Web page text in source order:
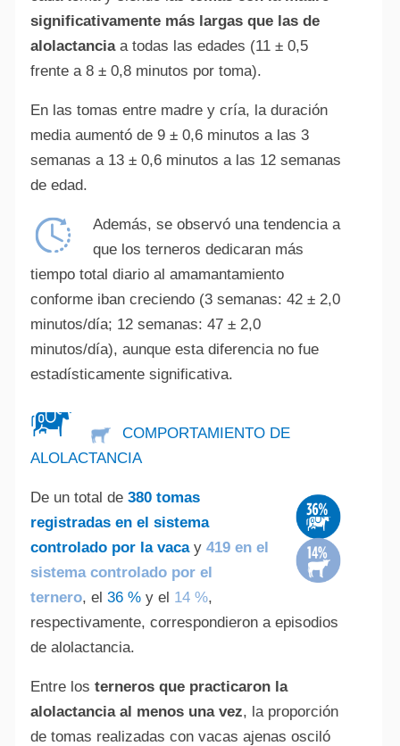
significativamente más largas que las de
alolactanciaa todas las edades (11 ± 0,5
frente a 8 ± 0,8 minutos por toma).
En las tomas entre madre y cría, la duración
media aumentó de 9 ± 0,6 minutos a las 3
semanas a 13 ± 0,6 minutos a las 12 semanas
de edad.
Además, se observó una tendencia a
que los terneros dedicaran más
tiempo total diario al amamantamiento
conforme iban creciendo (3 semanas: 42 ± 2,0
minutos/día; 12 semanas: 47 ± 2,0
minutos/día), aunque esta diferencia no fue
estadísticamente significativa.
COMPORTAMIENTO DE
ALOLACTANCIA
De un total de 380 tomas
registradas en el sistema
controlado por la vacay 419 en el
sistema controlado por el
ternero, el 36 %y el 14 %,
respectivamente, correspondieron a episodios
de alolactancia.
Entre los terneros que practicaron la
alolactancia al menos una vez, la proporción
de tomas realizadas con vacas ajenas osciló